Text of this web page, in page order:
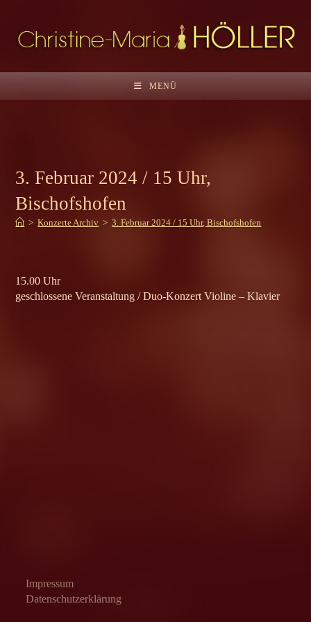
springen
MENÜ
3. Februar 2024 / 15 Uhr,
Bischofshofen
> Konzerte Archiv > 3. Februar 2024 / 15 Uhr, Bischofshofen
15.00 Uhr
geschlossene Veranstaltung / Duo-Konzert Violine – Klavier
Impressum
Datenschutzerklärung